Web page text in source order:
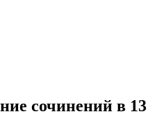
сочинений в 13